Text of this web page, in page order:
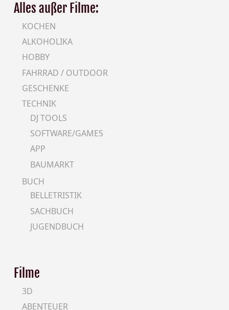
Alles außer Filme:
KOCHEN
ALKOHOLIKA
HOBBY
FAHRRAD / OUTDOOR
GESCHENKE
TECHNIK
DJ TOOLS
SOFTWARE/GAMES
APP
BAUMARKT
BUCH
BELLETRISTIK
SACHBUCH
JUGENDBUCH
Filme
3D
ABENTEUER